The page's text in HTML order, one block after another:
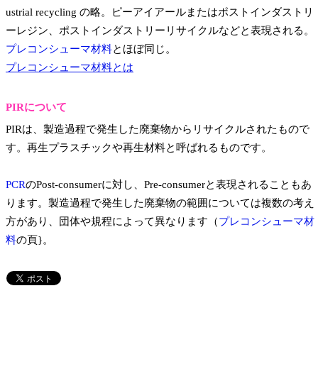
ustrial recycling の略。ピーアイアールまたはポストインダストリ
ーレジン、ポストインダストリーリサイクルなどと表現される。
プレコンシューマ材料とほぼ同じ。
プレコンシューマ材料とは
PIRについて
PIRは、製造過程で発生した廃棄物からリサイクルされたもので
す。再生プラスチックや再生材料と呼ばれるものです。
PCRのPost-consumerに対し、Pre-consumerと表現されることもあ
ります。製造過程で発生した廃棄物の範囲については複数の考え
方があり、団体や規程によって異なります（プレコンシューマ材
料の頁}。